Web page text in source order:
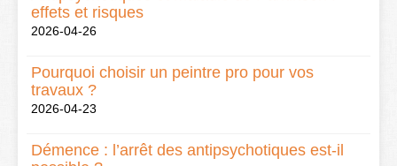
effets et risques
2026-04-26
Pourquoi choisir un peintre pro pour vos
travaux ?
2026-04-23
Démence : l’arrêt des antipsychotiques est-il